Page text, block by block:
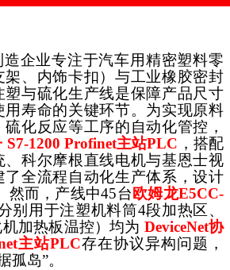
企业专注于汽车用精密塑料零
、内饰卡扣）与工业橡胶密封
与硫化生产线是保障产品尺寸
寿命的关键环节。为实现原料
化反应等工序的自动化管控，
S7-1200 Profinet主站PLC ，搭配
科尔摩根直线电机与基恩士视
了全流程自动化生产体系，设计
然而，产线中45台 欧姆龙E5CC-
分别用于注塑机料筒4段加热区、
加热板温控）均为 DeviceNet协
主站PLC存在协议异构问题，
孤岛”。